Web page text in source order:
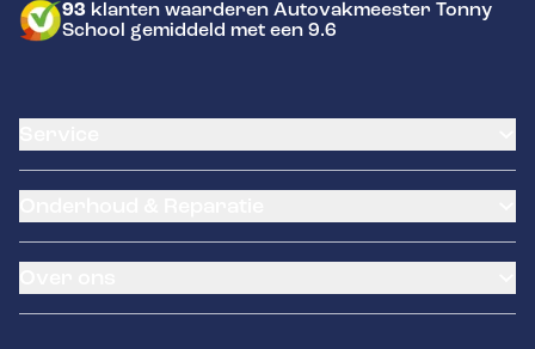
93 klanten waarderen Autovakmeester Tonny
School gemiddeld met een 9.6
Banden service
Pechhulp
Schade en reparatie